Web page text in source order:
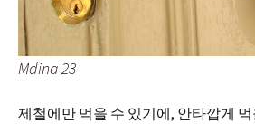
Mdina 23
제철에만 먹을 수 있기에, 안타깝게